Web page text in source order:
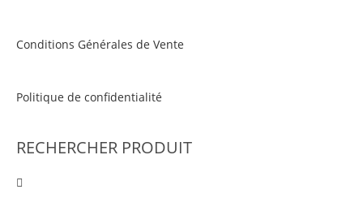
Conditions Générales de Vente
Politique de confidentialité
RECHERCHER PRODUIT